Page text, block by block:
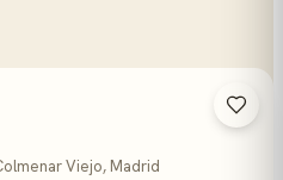
Viejo, Madrid